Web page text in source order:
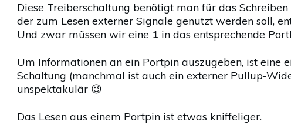
Diese Treiberschaltung benötigt man für das
der zum Lesen externer Signale genutzt werden soll,
Und zwar müssen wir eine 1 in das entsprechende
Um Informationen an ein Portpin auszugeben, ist
Schaltung (manchmal ist auch ein externer Pullup-
unspektakulär 😉
Das Lesen aus einem Portpin ist etwas kniffeliger.